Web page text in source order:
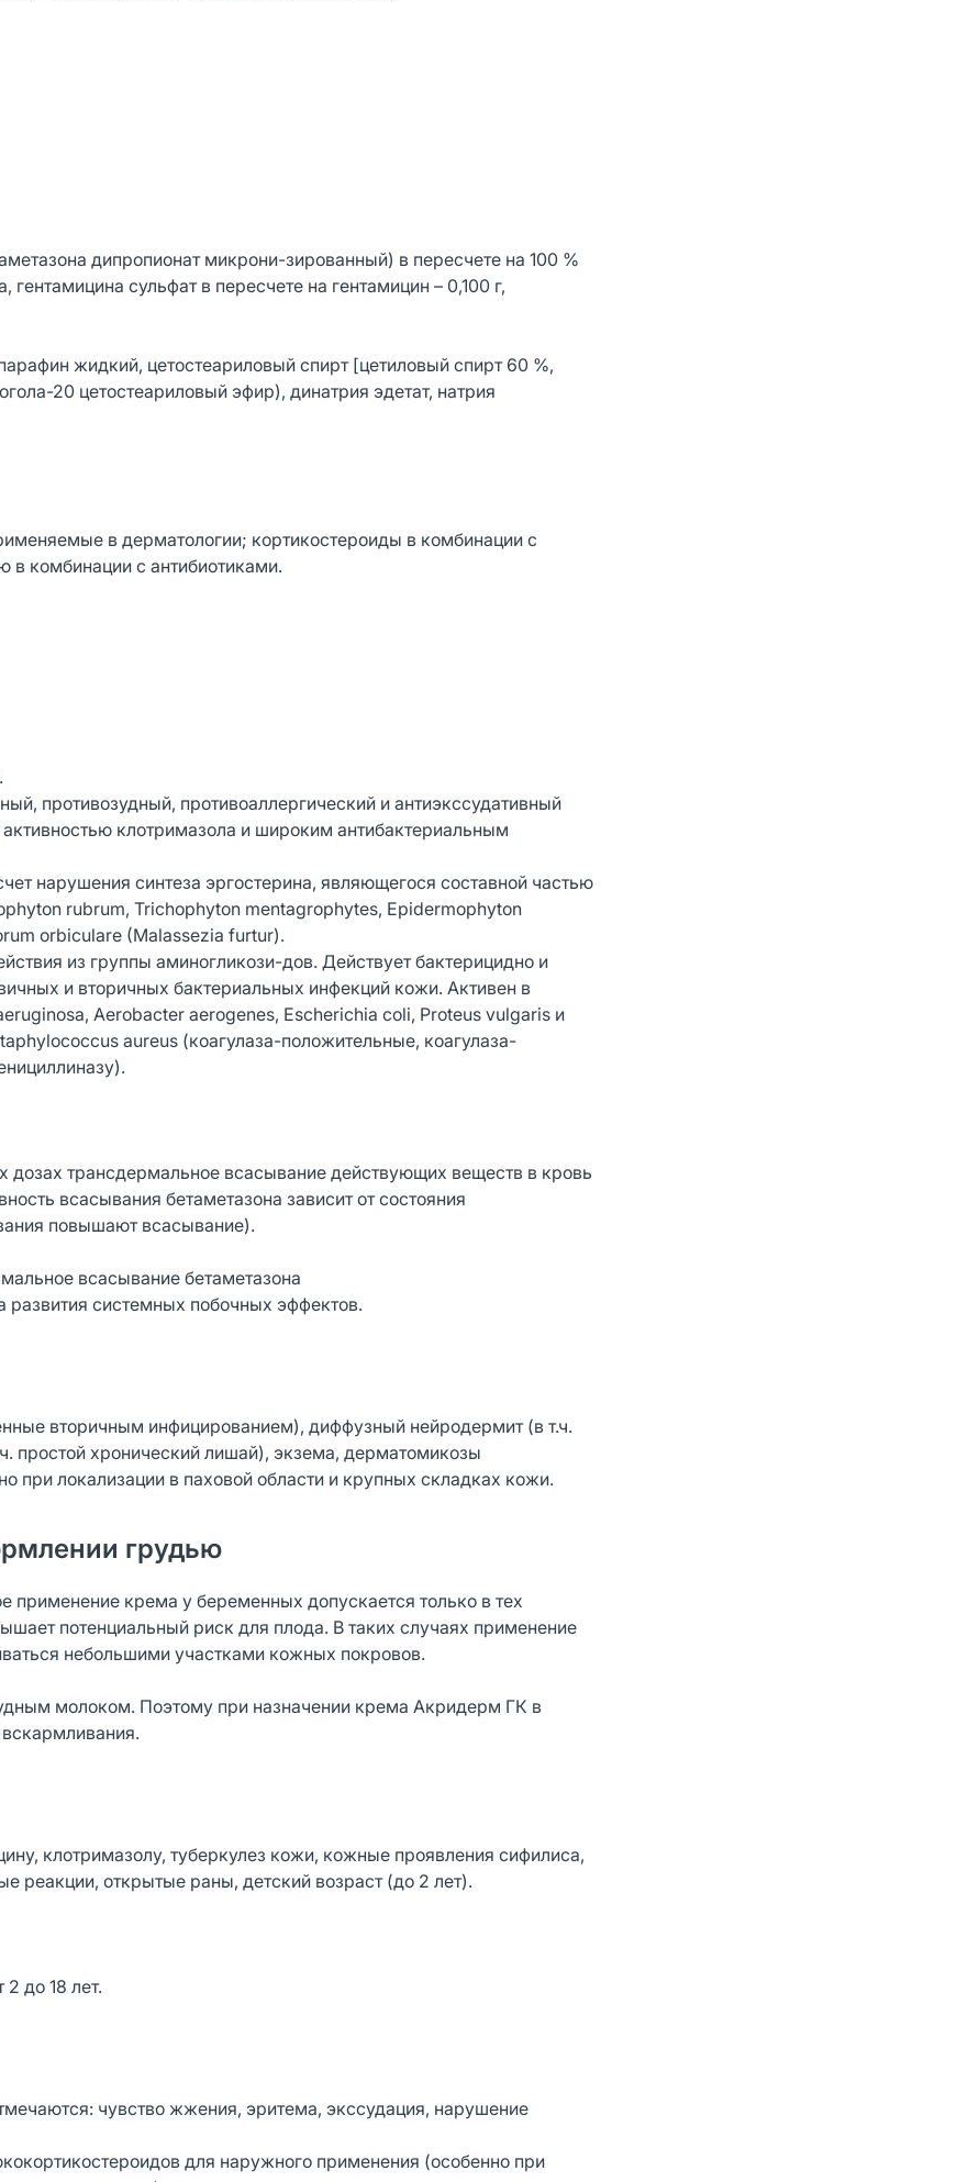
дипропионат микрони-зированный) в пересчете на 100 %
сульфат в пересчете на гентамицин – 0,100 г,
жидкий, цетостеариловый спирт [цетиловый спирт 60 %,
20 цетостеариловый эфир), динатрия эдетат, натрия
в дерматологии; кортикостероиды в комбинации с
в комбинации с антибиотиками.
противозудный, противоаллергический и антиэкссудативный
клотримазола и широким антибактериальным
нарушения синтеза эргостерина, являющегося составной частью
rubrum, Trichophyton mentagrophytes, Epidermophyton
orbiculare (Malassezia furtur).
из группы аминогликози-дов. Действует бактерицидно и
и вторичных бактериальных инфекций кожи. Активен в
Aerobacter aerogenes, Escherichia coli, Proteus vulgaris и
aureus (коагулаза-положительные, коагулаза-
трансдермальное всасывание действующих веществ в кровь
всасывания бетаметазона зависит от состояния
повышают всасывание).
всасывание бетаметазона
развития системных побочных эффектов.
вторичным инфицированием), диффузный нейродермит (в т.ч.
простой хронический лишай), экзема, дерматомикозы
при локализации в паховой области и крупных складках кожи.
грудью
применение крема у беременных допускается только в тех
потенциальный риск для плода. В таких случаях применение
небольшими участками кожных покровов.
молоком. Поэтому при назначении крема Акридерм ГК в
клотримазолу, туберкулез кожи, кожные проявления сифилиса,
реакции, открытые раны, детский возраст (до 2 лет).
до 18 лет.
чувство жжения, эритема, экссудация, нарушение
для наружного применения (особенно при